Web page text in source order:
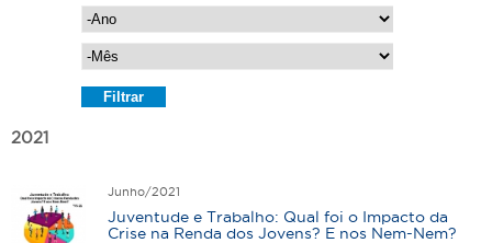
oM
A
2021
Junho/2021
Juventude e Trabalho: Qual foi o Impacto da
Crise na Renda dos Jovens? E nos Nem-Nem?